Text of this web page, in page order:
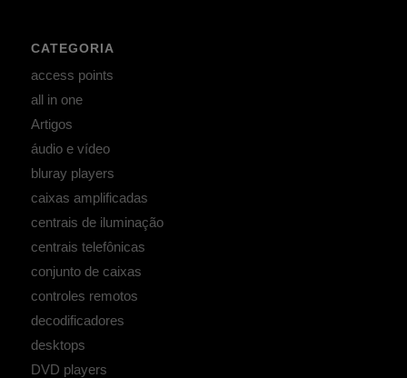
CATEGORIA
access points
all in one
Artigos
áudio e vídeo
bluray players
caixas amplificadas
centrais de iluminação
centrais telefônicas
conjunto de caixas
controles remotos
decodificadores
desktops
DVD players